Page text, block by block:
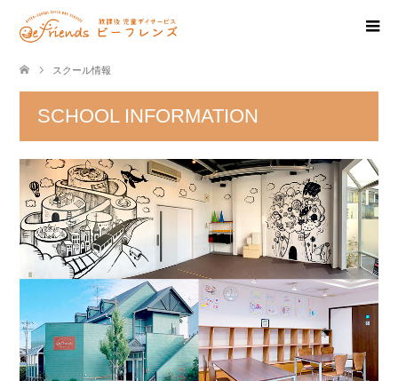
スクール情報
SCHOOL INFORMATION